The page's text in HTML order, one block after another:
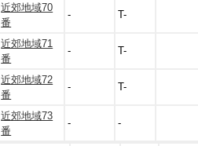
近郊地域70
番
- T-
近郊地域71
番
- T-
近郊地域72
番
- T-
近郊地域73
番
- -